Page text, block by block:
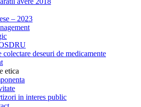
– 2023
colectare deseuri de medicamente
etica
in interes public